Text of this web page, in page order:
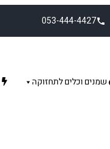
053-444-4427
שמנים וכלים לתחזוקה